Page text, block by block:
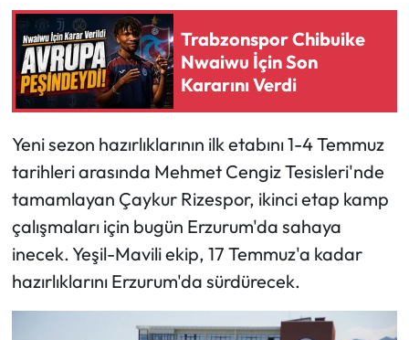
Trabzonspor Chibuike
Nwaiwu İçin Son
Kararını Verdi
Yeni sezon hazırlıklarının ilk etabını 1-4 Temmuz
tarihleri arasında Mehmet Cengiz Tesisleri'nde
tamamlayan Çaykur Rizespor, ikinci etap kamp
çalışmaları için bugün Erzurum'da sahaya
inecek. Yeşil-Mavili ekip, 17 Temmuz'a kadar
hazırlıklarını Erzurum'da sürdürecek.
Mektup Galeri
Ekonomi
Turizm
Teknoloji